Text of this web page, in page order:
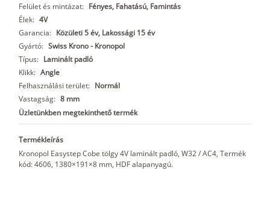
Felület és mintázat: Fényes, Fahatású, Famintás
Élek: 4V
Garancia: Közületi 5 év, Lakossági 15 év
Gyártó: Swiss Krono - Kronopol
Típus: Laminált padló
Klikk: Angle
Felhasználási terület: Normál
Vastagság: 8 mm
Üzletünkben megtekinthető termék
Termékleírás
Kronopol Easystep Cobe tölgy 4V laminált padló, W32 / AC4, Termék
kód: 4606, 1380×191×8 mm, HDF alapanyagú.